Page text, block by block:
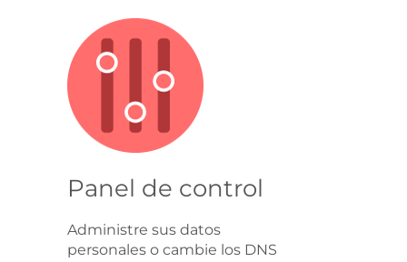
Panel de control
Administre sus datos
personales o cambie los DNS